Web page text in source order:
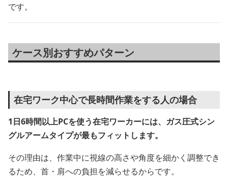
です。
ケース別おすすめパターン
在宅ワーク中心で長時間作業をする人の場合
1日6時間以上PCを使う在宅ワーカーには、ガス圧式シン
グルアームタイプが最もフィットします。
その理由は、作業中に視線の高さや角度を細かく調整でき
るため、首・肩への負担を減らせるからです。